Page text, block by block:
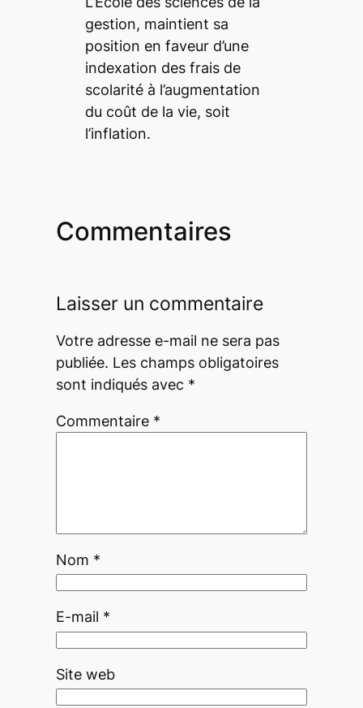
gestion, maintient sa
position en faveur d’une
indexation des frais de
scolarité à l’augmentation
du coût de la vie, soit
l’inflation.
Commentaires
Laisser un commentaire
Votre adresse e-mail ne sera pas
publiée. Les champs obligatoires
sont indiqués avec *
Commentaire *
Nom *
E-mail *
Site web